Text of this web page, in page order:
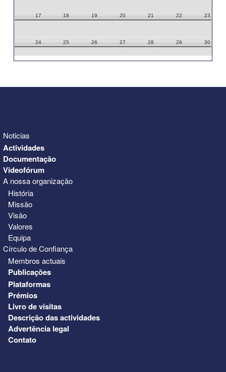
17 18 19 20 21 22 23
24 25 26 27 28 29 30
Noticias
Actividades
Documentação
Videofórum
A nossa organização
História
Missão
Visão
Valores
Equipa
Círculo de Confiança
Membros actuais
Publicações
Plataformas
Prémios
Livro de visitas
Descrição das actividades
Advertência legal
Contato